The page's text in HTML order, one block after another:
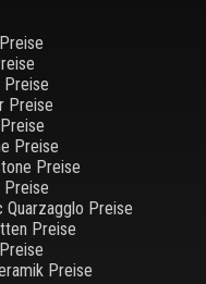
Preise
Preise
Preise
Preise
Preise
Quarzagglo Preise
Preise
Preise